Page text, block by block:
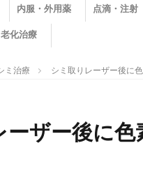
内服・外用薬 点滴・注射
老化治療
ミ治療 シミ取りレーザー後に
ーザー後に